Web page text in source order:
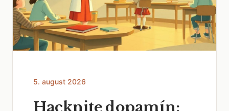
5. august 2026
Hacknite dopamín: